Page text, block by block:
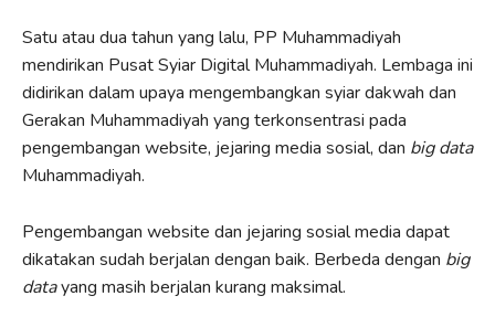
Satu atau dua tahun yang lalu, PP Muhammadiyah
mendirikan Pusat Syiar Digital Muhammadiyah. Lembaga ini
didirikan dalam upaya mengembangkan syiar dakwah dan
Gerakan Muhammadiyah yang terkonsentrasi pada
pengembangan website, jejaring media sosial, dan big data
Muhammadiyah.
Pengembangan website dan jejaring sosial media dapat
dikatakan sudah berjalan dengan baik. Berbeda dengan big
datayang masih berjalan kurang maksimal.